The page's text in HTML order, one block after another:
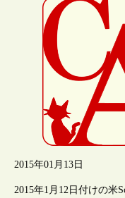
2015年01月13日
2015年1月12日付けの米